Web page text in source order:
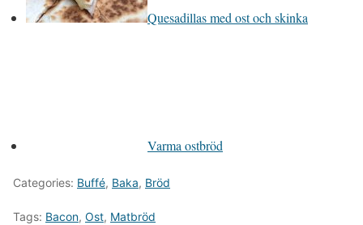
Quesadillas med ost och skinka
Varma ostbröd
Categories: Buffé, Baka, Bröd
Tags: Bacon, Ost, Matbröd